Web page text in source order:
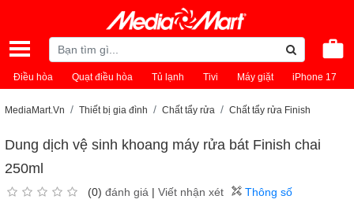
Điều hòa Quạt điều hòa Tủ lạnh Tivi Máy giặt iPhone 17
MediaMart.Vn Thiết bị gia đình Chất tẩy rửa Chất tẩy rửa Finish
Dung dịch vệ sinh khoang máy rửa bát Finish chai
250ml
(0) đánh giá | Viết nhận xét Thông số